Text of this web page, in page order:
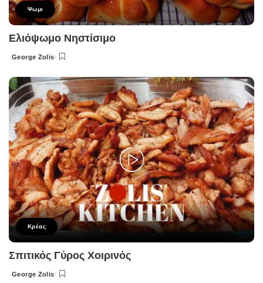
Ψωμι
Ελιόψωμο Νηστίσιμο
Posted
George Zolis
Κρέας
Σπιτικός Γύρος Χοιρινός
Posted
George Zolis